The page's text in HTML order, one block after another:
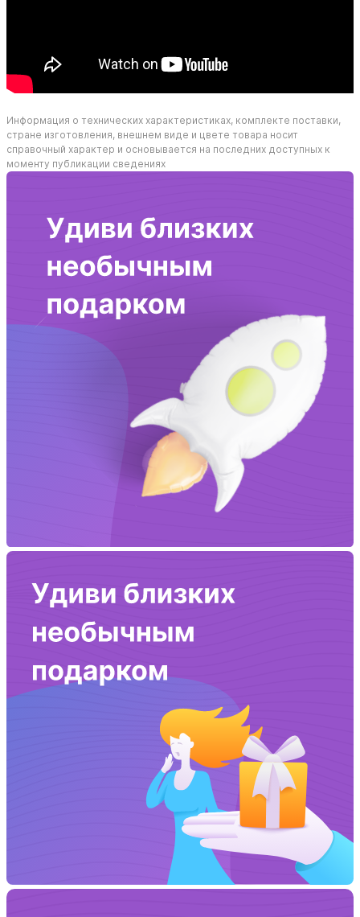
Информация о технических характеристиках, комплекте поставки,
стране изготовления, внешнем виде и цвете товара носит
справочный характер и основывается на последних доступных к
моменту публикации сведениях